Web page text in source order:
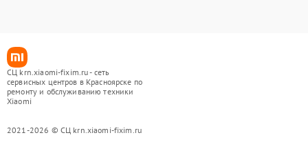
СЦ krn.xiaomi-fixim.ru - сеть
сервисных центров в Красноярске по
ремонту и обслуживанию техники
Xiaomi
2021-2026 © СЦ krn.xiaomi-fixim.ru